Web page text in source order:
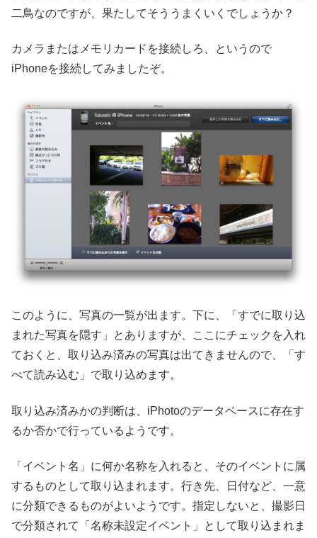
二鳥なのですが、果たしてそううまくいくでしょうか？
カメラまたはメモリカードを接続しろ、というので
iPhoneを接続してみましたぞ。
このように、写真の一覧が出ます。下に、「すでに取り込
まれた写真を隠す」とありますが、ここにチェックを入れ
ておくと、取り込み済みの写真は出てきませんので、「す
べて読み込む」で取り込めます。
取り込み済みかの判断は、iPhotoのデータベースに存在す
るか否かで行っているようです。
「イベント名」に何か名称を入れると、そのイベントに属
するものとして取り込まれます。行き先、日付など、一意
に分類できるものがよいようです。指定しないと、撮影日
で分類されて「名称未設定イベント」として取り込まれま